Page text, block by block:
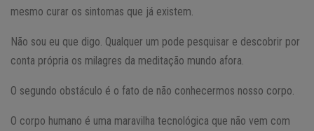
mesmo curar os sintomas que já existem.
Não sou eu que digo. Qualquer um pode pesquisar e descobrir por
conta própria os milagres da meditação mundo afora.
O segundo obstáculo é o fato de não conhecermos nosso corpo.
O corpo humano é uma maravilha tecnológica que não vem com